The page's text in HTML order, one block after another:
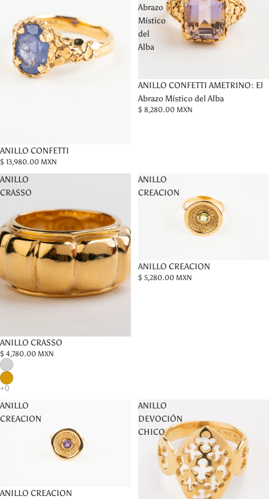
ANILLO CONFETTI
$ 13,980.00 MXN
Abrazo
Místico
del
Alba
ANILLO CONFETTI AMETRINO: El
Abrazo Místico del Alba
$ 8,280.00 MXN
ANILLO
CRASSO
ANILLO CRASSO
$ 4,780.00 MXN
ANILLO
CREACION
ANILLO CREACION
$ 5,280.00 MXN
ANILLO
CREACION
ANILLO CREACION
ANILLO
DEVOCIÓN
CHICO